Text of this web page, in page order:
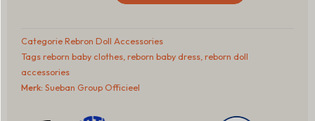
Reborn
Baby
Dress
CategorieRebron Doll Accessories
Tagsreborn baby clothes reborn baby dress reborn doll
accessories
Merk: Sueban Group Officieel